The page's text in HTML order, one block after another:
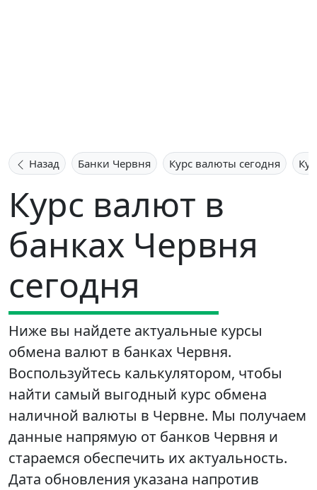
Назад Банки Червня Курс валюты сегодня
Курс валют в
банках Червня
сегодня
Ниже вы найдете актуальные курсы
обмена валют в банках Червня.
Воспользуйтесь калькулятором, чтобы
найти самый выгодный курс обмена
наличной валюты в Червне. Мы получаем
данные напрямую от банков Червня и
стараемся обеспечить их актуальность.
Дата обновления указана напротив